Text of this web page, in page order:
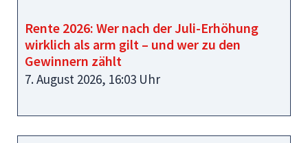
Rente 2026: Wer nach der Juli-Erhöhung
wirklich als arm gilt – und wer zu den
Gewinnern zählt
7. August 2026, 16:03 Uhr